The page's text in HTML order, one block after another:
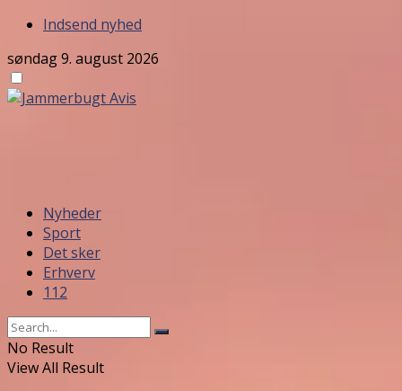
Indsend nyhed
søndag 9. august 2026
Nyheder
Sport
Det sker
Erhverv
112
No Result
View All Result